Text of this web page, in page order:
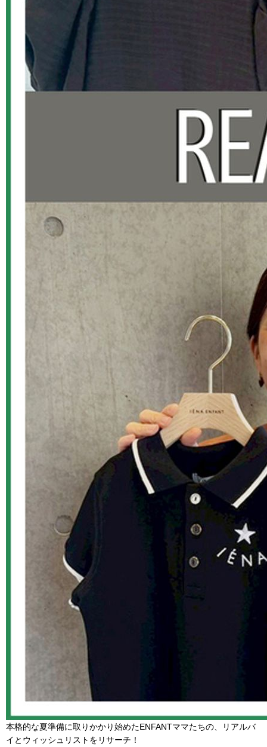
本格的な夏準備に取りかかり始めたENFANTママたちの、リアルバ
イとウィッシュリストをリサーチ！